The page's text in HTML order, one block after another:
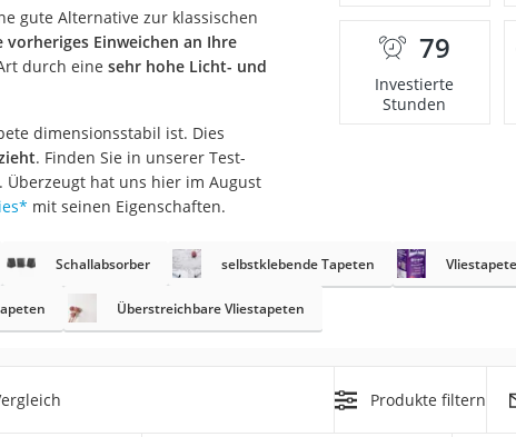
2 Innengeräte
mit Elektrostart
gute Alternative zur klassischen
vorheriges Einweichen an Ihre
durch eine sehr hohe Licht- und
dimensionsstabil ist. Dies
. Finden Sie in unserer Test-
Überzeugt hat uns hier im August
* mit seinen Eigenschaften.
79
Investierte
Stunden
Schallabsorber selbstklebende Tapeten
Überstreichbare Vliestapeten
Produkte filtern